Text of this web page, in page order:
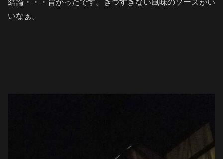
結論・・・旨かったです。きつすぎない風味のソースがい
いなぁ。